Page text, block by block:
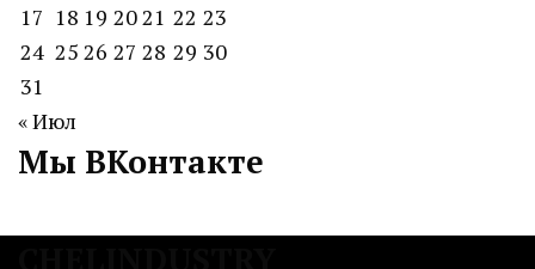
17 18 19 2021 22 23
24 25 26 27 28 29 30
31
« Июл
Мы ВКонтакте